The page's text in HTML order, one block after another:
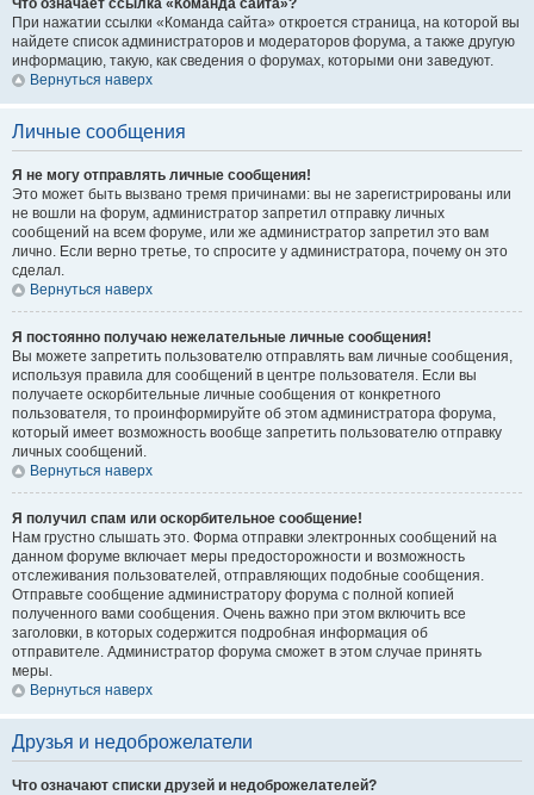
Что означает ссылка «Команда сайта»?
При нажатии ссылки «Команда сайта» откроется страница, на которой вы
найдете список администраторов и модераторов форума, а также другую
информацию, такую, как сведения о форумах, которыми они заведуют.
Вернуться наверх
Личные сообщения
Я не могу отправлять личные сообщения!
Это может быть вызвано тремя причинами: вы не зарегистрированы или
не вошли на форум, администратор запретил отправку личных
сообщений на всем форуме, или же администратор запретил это вам
лично. Если верно третье, то спросите у администратора, почему он это
сделал.
Вернуться наверх
Я постоянно получаю нежелательные личные сообщения!
Вы можете запретить пользователю отправлять вам личные сообщения,
используя правила для сообщений в центре пользователя. Если вы
получаете оскорбительные личные сообщения от конкретного
пользователя, то проинформируйте об этом администратора форума,
который имеет возможность вообще запретить пользователю отправку
личных сообщений.
Вернуться наверх
Я получил спам или оскорбительное сообщение!
Нам грустно слышать это. Форма отправки электронных сообщений на
данном форуме включает меры предосторожности и возможность
отслеживания пользователей, отправляющих подобные сообщения.
Отправьте сообщение администратору форума с полной копией
полученного вами сообщения. Очень важно при этом включить все
заголовки, в которых содержится подробная информация об
отправителе. Администратор форума сможет в этом случае принять
меры.
Вернуться наверх
Друзья и недоброжелатели
Что означают списки друзей и недоброжелателей?